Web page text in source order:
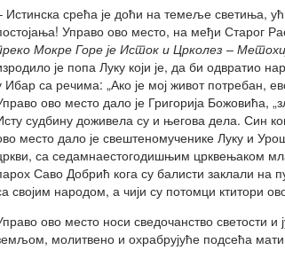
Истинска срећа је доћи на темеље светиња,
Управо ово место, на међи Старог
Мокре Горе је Исток и Црколез –
је попа Луку који је, да би одвратио
Ибар са речима: „Ако је мој живот потребан,
ово место дало је Григорија Божовића,
судбину доживела су и његова дела. Син
место дало је свештеномученике Луку и
са седамнаестогодишњим црквењаком
Саво Добрић кога су балисти заклали на
својим народом, а чији су потомци ктитори
ово место носи сведочанство светости и
молитвено и охрабрујуће подсећа